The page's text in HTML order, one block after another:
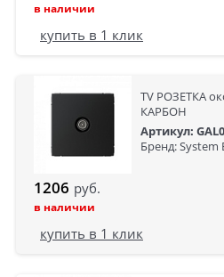
в наличии
купить в 1 клик
TV РОЗЕТКА
КАРБОН
Артикул:
Бренд: System
1206 руб.
в наличии
купить в 1 клик